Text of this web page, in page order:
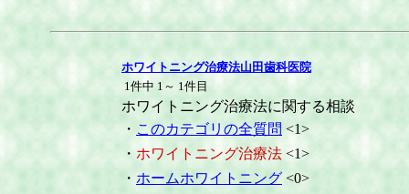
ホワイトニング治療法山田歯科医院
1件中 1～ 1件目
ホワイトニング治療法に関する相談
・ このカテゴリの全質問 <1>
・ ホワイトニング治療法 <1>
・ ホームホワイトニング <0>